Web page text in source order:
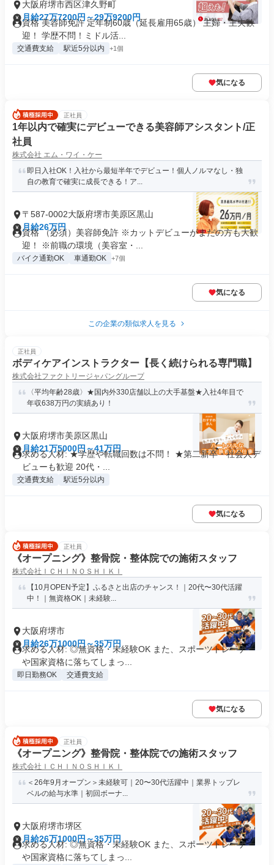
大阪府堺市西区津久野町
月給27万7200円～29万9200円
資格 美容師免許 定年制60歳（延長雇用65歳） 主婦・主夫歓
迎！ 学歴不問！ミドル活...
交通費支給 駅近5分以内 +1個
気になる
正社員
1年以内で確実にデビューできる美容師アシスタント/正
社員
株式会社 エム・ワイ・ケー
即日入社OK！入社から最短半年でデビュー！個人ノルマなし・独
自の教育で確実に成長できる！ア...
〒587-0002大阪府堺市美原区黒山
月給26万円
資格 （必須）美容師免許 ※カットデビューがまだの方も大歓
迎！ ※前職の環境（美容室・...
バイク通勤OK 車通勤OK +7個
気になる
この企業の類似求人を見る
正社員
ボディケアインストラクター【長く続けられる専門職】
株式会社ファクトリージャパングループ
〈平均年齢28歳〉★国内外330店舗以上の大手基盤★入社4年目で
年収638万円の実績あり！
大阪府堺市美原区黒山
月給21万5000円～41万円
求める人材: ★学歴や転職回数は不問！ ★第二新卒・社会人デ
ビューも歓迎 20代・...
交通費支給 駅近5分以内
気になる
正社員
《オープニング》整骨院・整体院での施術スタッフ
株式会社ＩＣＨＩＮＯＳＨＩＫＩ
【10月OPEN予定】ふるさと出店のチャンス！｜20代〜30代活躍
中！｜無資格OK｜未経験...
大阪府堺市
月給26万1000円～35万円
求める人材: ◎無資格・未経験OK また、スポーツトレーナー
や国家資格に落ちてしまっ...
即日勤務OK 交通費支給
気になる
正社員
《オープニング》整骨院・整体院での施術スタッフ
株式会社ＩＣＨＩＮＯＳＨＩＫＩ
＜26年9月オープン＞未経験可｜20〜30代活躍中｜業界トップレ
ベルの給与水準｜初回ボーナ...
大阪府堺市堺区
月給26万1000円～35万円
求める人材: ◎無資格・未経験OK また、スポーツトレーナー
や国家資格に落ちてしまっ...